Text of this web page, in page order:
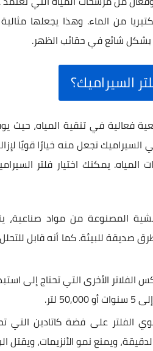
من الماء. وهذا يجعلها
بشكل شائع في حقائب الظهر.
السيراميك؟
فعالية في تنقية المياه،
تجعل منه خيارًا قويًا
المياه. يمكنك اختيار فلتر
المصنوعة من مواد صناعية،
صديقة للبيئة. كما أنه قابل
الأخرى التي تحتاج إلى
لتر.
الفلتر على فضة كاتادين
ويمنع نمو الأنزيمات، ويقتل